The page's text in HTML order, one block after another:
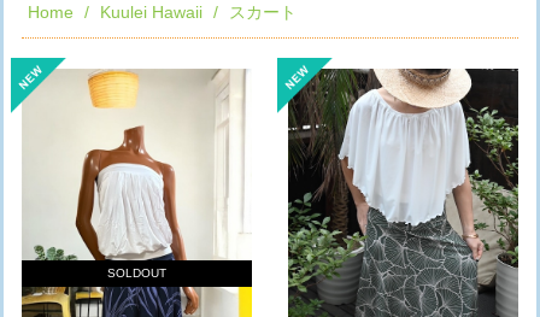
Home Kuulei Hawaii スカート
SOLDOUT